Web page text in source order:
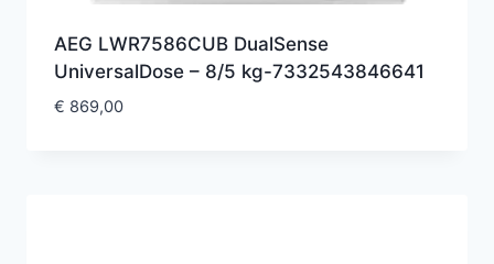
AEG LWR7586CUB DualSense
UniversalDose – 8/5 kg-7332543846641
€ 869,00